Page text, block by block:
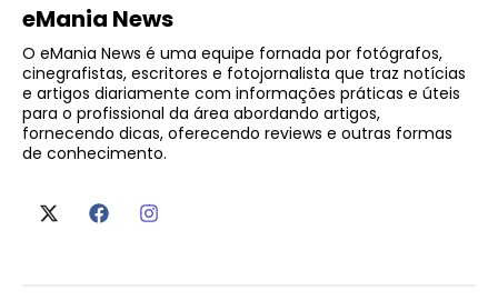
eMania News
O eMania News é uma equipe fornada por fotógrafos,
cinegrafistas, escritores e fotojornalista que traz notícias
e artigos diariamente com informações práticas e úteis
para o profissional da área abordando artigos,
fornecendo dicas, oferecendo reviews e outras formas
de conhecimento.